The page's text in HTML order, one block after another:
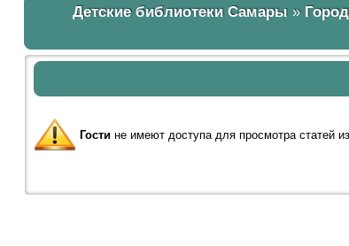
Детские библиотеки Самары»
Гостине имеют доступа для просмотра статей